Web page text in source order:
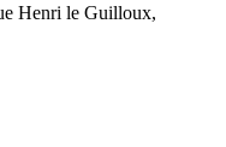
Henri le Guilloux,